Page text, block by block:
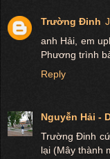
Trường Đinh
anh Hải, em
Phương trình
Reply
Nguyễn Hải -
Trường Đinh
lại (Mây thành